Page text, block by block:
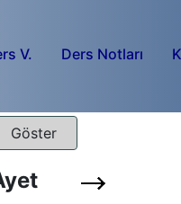
V. Ders Notları